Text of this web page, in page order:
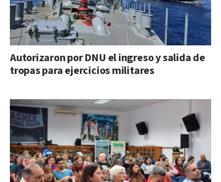
Autorizaron por DNU el ingreso y salida de
tropas para ejercicios militares